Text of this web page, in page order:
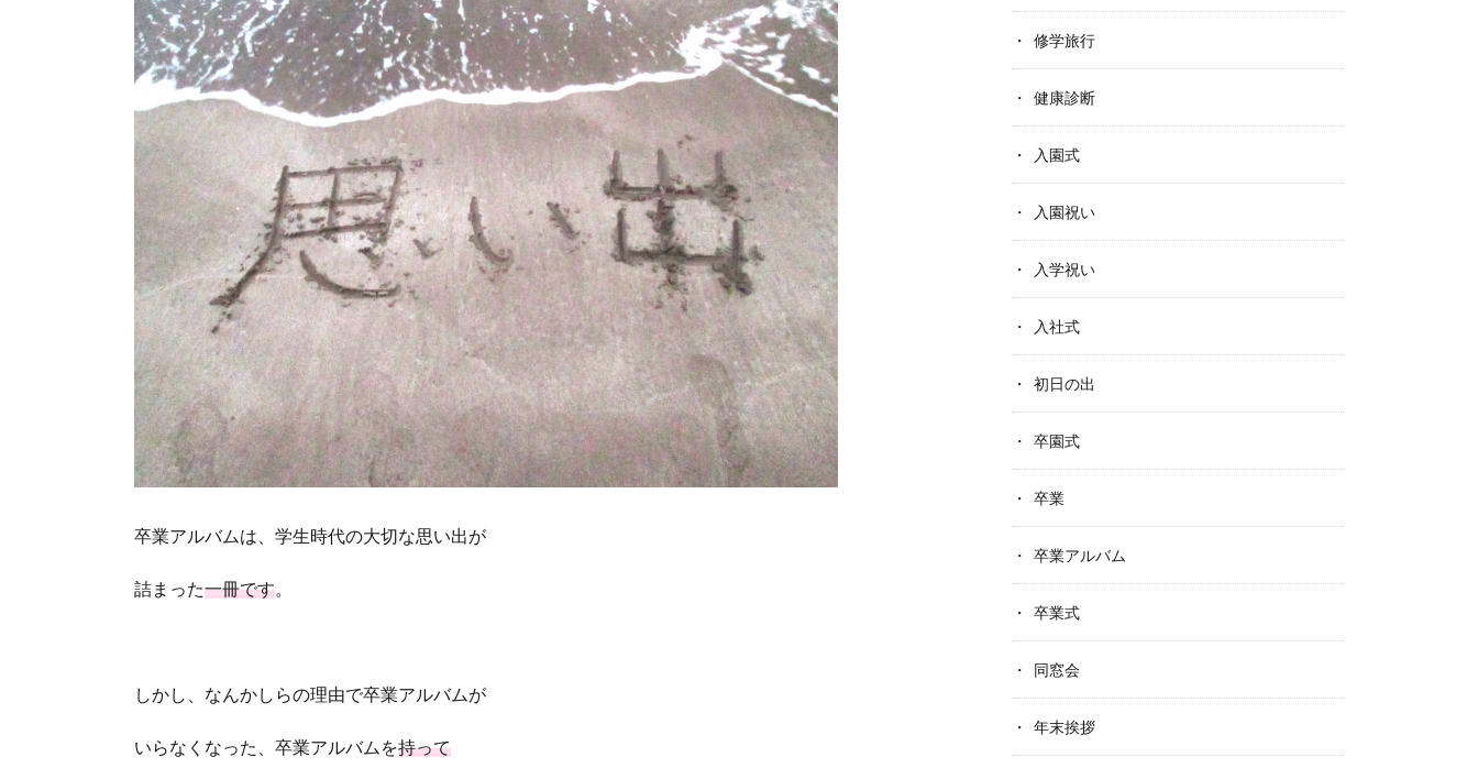
卒業アルバムは、学生時代の大切な思い出が
詰まった一冊です。
しかし、なんかしらの理由で卒業アルバムが
いらなくなった、卒業アルバムを持って
修学旅行
健康診断
入園式
入園祝い
入学祝い
入社式
初日の出
卒園式
卒業
卒業アルバム
卒業式
同窓会
年末挨拶